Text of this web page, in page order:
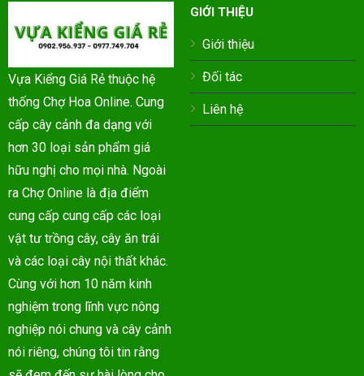
Vựa Kiểng Giá Rẻ thuộc hệ
thống Chợ Hoa Online. Cung
cấp cây cảnh đa dạng với
hơn 30 loại sản phẩm giá
hữu nghị cho mọi nhà. Ngoài
ra Chợ Online là địa điểm
cung cấp cung cấp các loại
vật tư trồng cây, cây ăn trái
và các loại cây nội thất khác.
Cùng với hơn 10 năm kinh
nghiệm trong lĩnh vực nông
nghiệp nói chung và cây cảnh
nói riêng, chúng tôi tin rằng
GIỚI THIỆU
Giới thiệu
Đối tác
Liên hệ